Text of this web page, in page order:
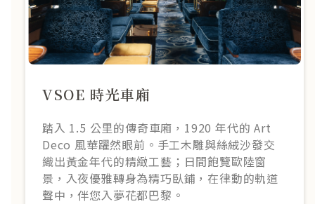
VSOE 時光車廂
踏入 1.5 公里的傳奇車廂，1920 年代的 Art
Deco 風華躍然眼前。手工木雕與絲絨沙發交
織出黃金年代的精緻工藝；日間飽覽歐陸窗
景，入夜優雅轉身為精巧臥鋪，在律動的軌道
聲中，伴您入夢花都巴黎。